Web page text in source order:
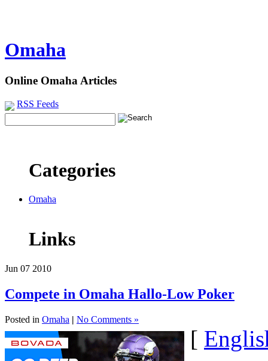
Omaha
Online Omaha Articles
RSS Feeds
Categories
Omaha
Links
Jun 07 2010
Compete in Omaha Hallo-Low Poker
Posted in Omaha | No Comments »
[